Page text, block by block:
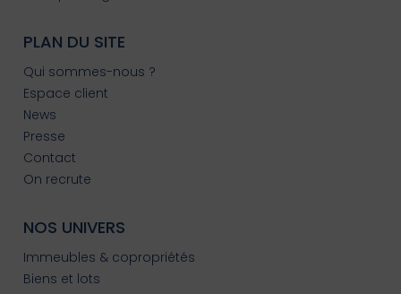
PLAN DU SITE
Qui sommes-nous ?
Espace client
News
Presse
Contact
On recrute
NOS UNIVERS
Immeubles & copropriétés
Biens et lots